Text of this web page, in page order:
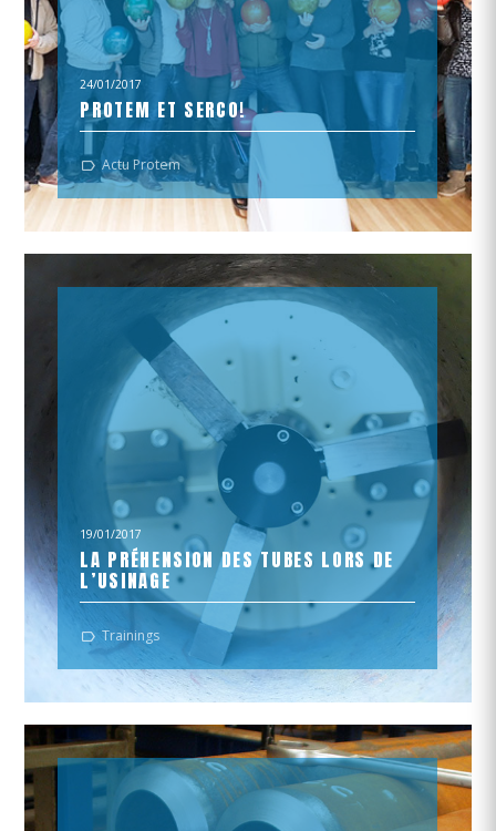
24/01/2017
PROTEM ET SERCO!
Des équipes gagnantes et enthousiastes !
Actu Protem
19/01/2017
LA PRÉHENSION DES TUBES LORS DE
L’USINAGE
L’usinage de tubes est une opération qui présente
plusieurs défis techniques. La fixation et la bonne tenue
Trainings